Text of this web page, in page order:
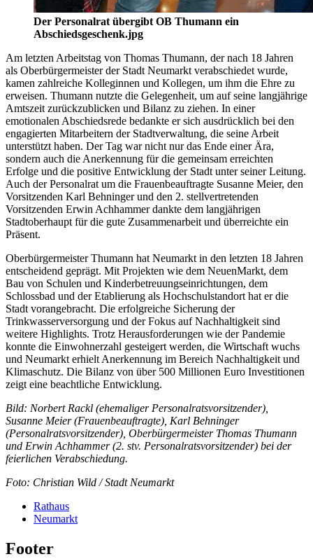
Der Personalrat übergibt OB Thumann ein
Abschiedsgeschenk.jpg
Am letzten Arbeitstag von Thomas Thumann, der nach 18 Jahren
als Oberbürgermeister der Stadt Neumarkt verabschiedet wurde,
kamen zahlreiche Kolleginnen und Kollegen, um ihm die Ehre zu
erweisen. Thumann nutzte die Gelegenheit, um auf seine langjährige
Amtszeit zurückzublicken und Bilanz zu ziehen. In einer
emotionalen Abschiedsrede bedankte er sich ausdrücklich bei den
engagierten Mitarbeitern der Stadtverwaltung, die seine Arbeit
unterstützt haben. Der Tag war nicht nur das Ende einer Ära,
sondern auch die Anerkennung für die gemeinsam erreichten
Erfolge und die positive Entwicklung der Stadt unter seiner Leitung.
Auch der Personalrat um die Frauenbeauftragte Susanne Meier, den
Vorsitzenden Karl Behninger und den 2. stellvertretenden
Vorsitzenden Erwin Achhammer dankte dem langjährigen
Stadtoberhaupt für die gute Zusammenarbeit und überreichte ein
Präsent.
Oberbürgermeister Thumann hat Neumarkt in den letzten 18 Jahren
entscheidend geprägt. Mit Projekten wie dem NeuenMarkt, dem
Bau von Schulen und Kinderbetreuungseinrichtungen, dem
Schlossbad und der Etablierung als Hochschulstandort hat er die
Stadt vorangebracht. Die erfolgreiche Sicherung der
Trinkwasserversorgung und der Fokus auf Nachhaltigkeit sind
weitere Highlights. Trotz Herausforderungen wie der Pandemie
konnte die Einwohnerzahl gesteigert werden, die Wirtschaft wuchs
und Neumarkt erhielt Anerkennung im Bereich Nachhaltigkeit und
Klimaschutz. Die Bilanz von über 500 Millionen Euro Investitionen
zeigt eine beachtliche Entwicklung.
Bild: Norbert Rackl (ehemaliger Personalratsvorsitzender),
Susanne Meier (Frauenbeauftragte), Karl Behninger
(Personalratsvorsitzender), Oberbürgermeister Thomas Thumann
und Erwin Achhammer (2. stv. Personalratsvorsitzender) bei der
feierlichen Verabschiedung.
Foto: Christian Wild / Stadt Neumarkt
Rathaus
Neumarkt
Footer